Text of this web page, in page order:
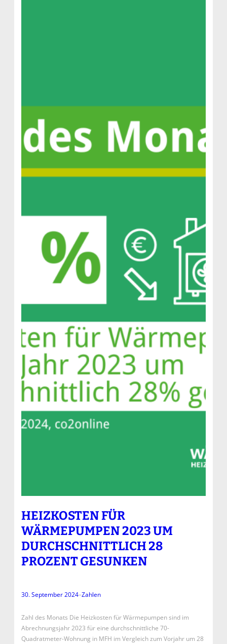
HEIZKOSTEN FÜR
WÄRMEPUMPEN 2023 UM
DURCHSCHNITTLICH 28
PROZENT GESUNKEN
30. September 2024–Zahlen
Zahl des Monats Die Heizkosten für Wärmepumpen sind im
Abrechnungsjahr 2023 für eine durchschnittliche 70-
Quadratmeter-Wohnung in MFH im Vergleich zum Vorjahr um 28